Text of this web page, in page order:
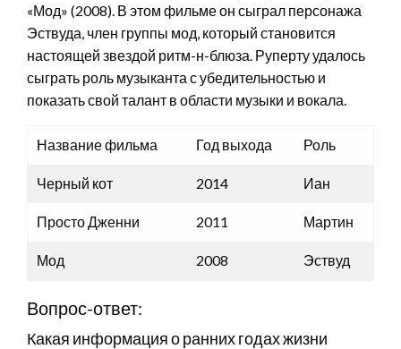
«Мод» (2008). В этом фильме он сыграл персонажа
Эствуда, член группы мод, который становится
настоящей звездой ритм-н-блюза. Руперту удалось
сыграть роль музыканта с убедительностью и
показать свой талант в области музыки и вокала.
Название фильма Год выхода Роль
Черный кот 2014 Иан
Просто Дженни 2011 Мартин
Мод 2008 Эствуд
Вопрос-ответ:
Какая информация о ранних годах жизни